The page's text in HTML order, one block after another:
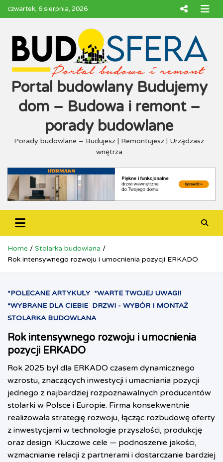
czwartek, 6 sierpnia, 2026
Portal budowlany Budujemy
dom – Budowa i remont –
porady budowlane
Porady budowlane – Budujesz | Remontujesz | Urządzasz
wnętrza
Home
Stolarka budowlana
Rok intensywnego rozwoju i umocnienia pozycji ERKADO
*POLECANE ARTYKUŁY *WARTE TWOJEJ UWAGI!
*WYBRANE DLA CIEBIE DRZWI - WYBÓR I MONTAŻ
STOLARKA BUDOWLANA
Rok intensywnego rozwoju i umocnienia
pozycji ERKADO
Rok 2025 był dla ERKADO czasem dynamicznego
wzrostu, znaczących inwestycji i umacniania pozycji
jednego z najbardziej rozpoznawalnych producentów
stolarki w Polsce i Europie. Firma konsekwentnie
realizowała strategię rozwoju, łącząc rozbudowę oferty
z inwestycjami w technologie przyszłości, produkcję
oraz design. Kluczowe cele — podnoszenie jakości,
wzmacnianie relacji z partnerami i dostarczanie bardziej